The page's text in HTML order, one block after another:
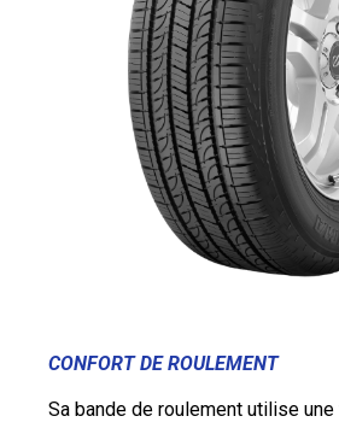
CONFORT DE ROULEMENT
Sa bande de roulement utilise